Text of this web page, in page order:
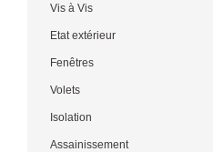
Vis à Vis
Etat extérieur
Fenêtres
Volets
Isolation
Assainissement